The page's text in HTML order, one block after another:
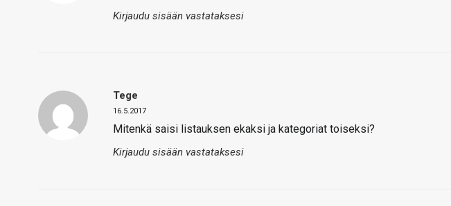
Kirjaudu sisään vastataksesi
Tege
16.5.2017
Mitenkä saisi listauksen ekaksi ja kategoriat toiseksi?
Kirjaudu sisään vastataksesi